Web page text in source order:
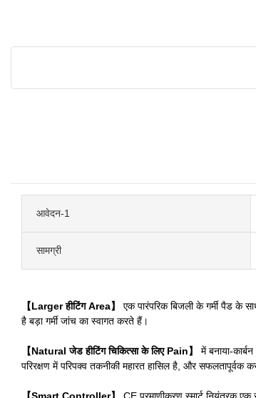
आवेदन-1
सामग्री
【Larger हीटिंग Area】 एक पारंपरिक बिजली के गर्मी पैड के
है बड़ा गर्मी जांच का स्वागत करते हैं।
【Natural जेड हीटिंग चिकित्सा के लिए Pain】 में बनाया-
परिरक्षण में परिपक्व तकनीकी महारत हासिल है, और